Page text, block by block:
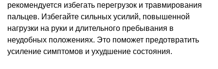
рекомендуется избегать перегрузок и травмирования
пальцев. Избегайте сильных усилий, повышенной
нагрузки на руки и длительного пребывания в
неудобных положениях. Это поможет предотвратить
усиление симптомов и ухудшение состояния.